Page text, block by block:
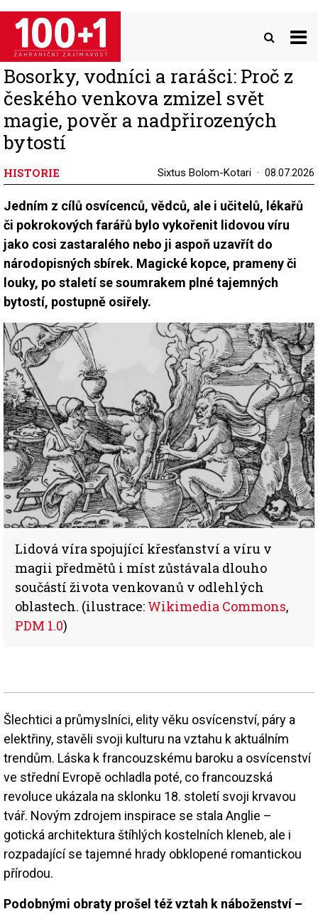
Přejít
hlavnímu
obsahu
Bosorky, vodníci a rarášci: Proč z
českého venkova zmizel svět
magie, pověr a nadpřirozených
bytostí
HISTORIE Sixtus Bolom-Kotari 08.07.2026
Jedním z cílů osvícenců, vědců, ale i učitelů, lékařů
či pokrokových farářů bylo vykořenit lidovou víru
jako cosi zastaralého nebo ji aspoň uzavřít do
národopisných sbírek. Magické kopce, prameny či
louky, po staletí se soumrakem plné tajemných
bytostí, postupně osiřely.
Lidová víra spojující křesťanství a víru v
magii předmětů i míst zůstávala dlouho
součástí života venkovanů v odlehlých
oblastech. (ilustrace: Wikimedia Commons,
PDM 1.0)
Šlechtici a průmyslníci, elity věku osvícenství, páry a
elektřiny, stavěli svoji kulturu na vztahu k aktuálním
trendům. Láska k francouzskému baroku a osvícenství
ve střední Evropě ochladla poté, co francouzská
revoluce ukázala na sklonku 18. století svoji krvavou
tvář. Novým zdrojem inspirace se stala Anglie –
gotická architektura štíhlých kostelních kleneb, ale i
rozpadající se tajemné hrady obklopené romantickou
přírodou.
Podobnými obraty prošel též vztah k náboženství –